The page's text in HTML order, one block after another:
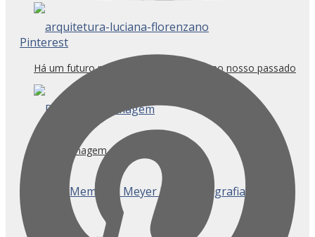
Há um futuro na arquitetura que mora no nosso passado
Fogo e Imagem
Pinterest